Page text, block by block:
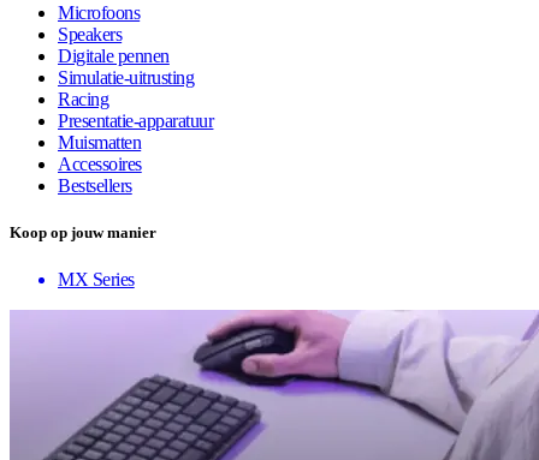
Microfoons
Speakers
Digitale pennen
Simulatie-uitrusting
Racing
Presentatie-apparatuur
Muismatten
Accessoires
Bestsellers
Koop op jouw manier
MX Series